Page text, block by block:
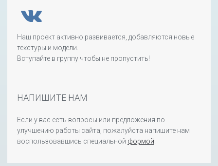
Наш проект активно развивается, добавляются новые
текстуры и модели.
Вступайте в группу чтобы не пропустить!
НАПИШИТЕ НАМ
Если у вас есть вопросы или предложения по
улучшению работы сайта, пожалуйста напишите нам
воспользовавшись специальной формой.